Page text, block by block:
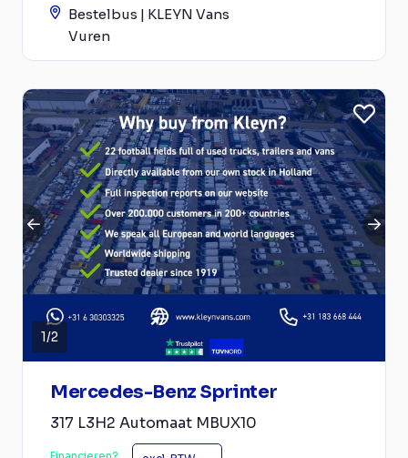
Bestelbus | KLEYN Vans
Vuren
1/2
Mercedes-Benz Sprinter
317 L3H2 Automaat MBUX10
Financieren?